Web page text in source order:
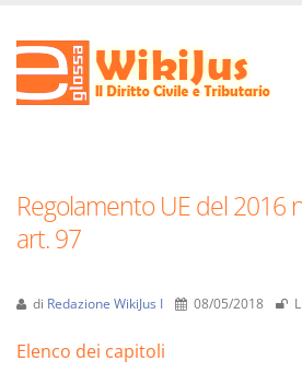
Regolamento UE del 2016
art. 97
di Redazione WikiJus I 08/05/2018
Elenco dei capitoli